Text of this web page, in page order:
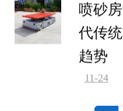
喷砂
代传
趋势
11-24